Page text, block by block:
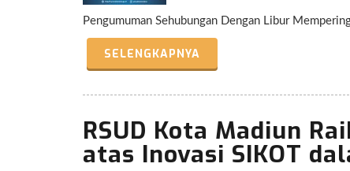
Pengumuman Sehubungan Dengan Libur
SELENGKAPNYA
RSUD Kota Madiun
atas Inovasi SIKOT